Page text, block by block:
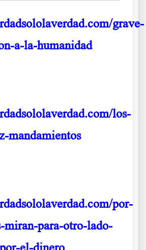
grave-
a-la-humanidad
los-
mandamientos
por-
miran-para-otro-lado-